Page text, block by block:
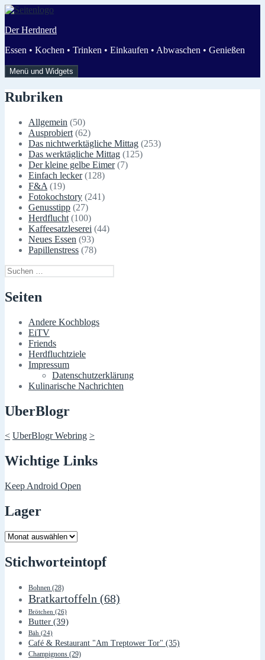
Zum
springen
Der Herdnerd
Essen • Kochen • Trinken • Einkaufen • Abwaschen • Genießen
Menü und Widgets
Rubriken
Allgemein (50)
Ausprobiert (62)
Das nichtwerktägliche Mittag (253)
Das werktägliche Mittag (125)
Der kleine gelbe Eimer(7)
Einfach lecker(128)
F&A (19)
Fotokochstory (241)
Genusstipp (27)
Herdflucht (100)
Kaffeesatzleserei (44)
Neues Essen (93)
Papillenstress (78)
Suchen
nach:
Seiten
Andere Kochblogs
EiTV
Friends
Herdfluchtziele
Impressum
Datenschutzerklärung
Kulinarische Nachrichten
UberBlogr
< UberBlogr Webring >
Wichtige Links
Keep Android Open
Lager
Lager
Stichworteintopf
Bohnen (28)
Bratkartoffeln (68)
Brötchen (26)
Butter (39)
Bäh (24)
Café & Restaurant "Am Treptower Tor" (35)
Champignons (29)